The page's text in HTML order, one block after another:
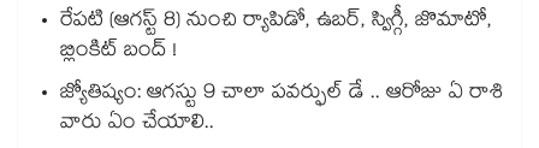
రేపటి (ఆగస్ట్ 8) నుంచి ర్యాపిడో, ఉబర్, స్విగ్గీ, జొమాటో,
బ్లింకిట్ బంద్ !
జ్యోతిష్యం: ఆగస్టు 9 చాలా పవర్ఫుల్ డే .. ఆరోజు ఏ రాశి
వారు ఏం చేయాలి..